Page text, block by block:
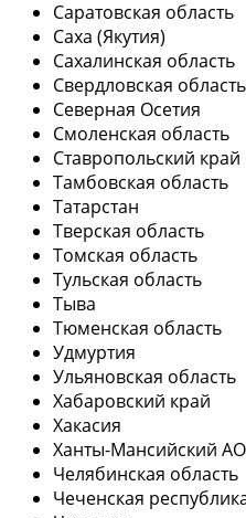
Саратовская область
Саха (Якутия)
Сахалинская область
Свердловская область
Северная Осетия
Смоленская область
Ставропольский край
Тамбовская область
Татарстан
Тверская область
Томская область
Тульская область
Тыва
Тюменская область
Удмуртия
Ульяновская область
Хабаровский край
Хакасия
Ханты-Мансийский АО
Челябинская область
Чеченская